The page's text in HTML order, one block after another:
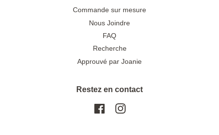
Commande sur mesure
Nous Joindre
FAQ
Recherche
Approuvé par Joanie
Restez en contact
FacebookInstagram